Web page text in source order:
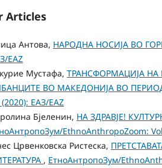
Articles
Антова, НАРОДНА НОСИЈА ВО
EAZ
Мустафа, ТРАНСФОРМАЦИЈА НА
ВО МАКЕДОНИЈА ВО
(2020): ЕАЗ/EAZ
Бјеленин, НА ЗДРАВЈЕ!
EthnoAnthropoZoom:
Црвенковска Ристеска,
, ЕтноАнтропоЗум/